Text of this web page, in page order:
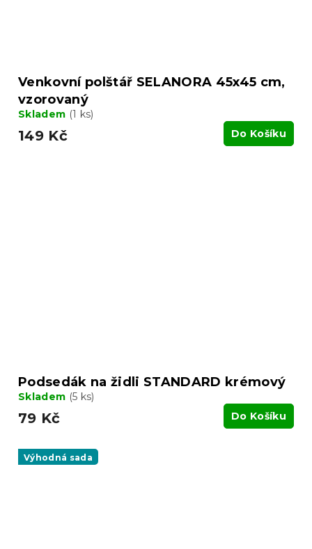
Venkovní polštář SELANORA 45x45 cm,
vzorovaný
Skladem (1 ks)
149 Kč Do Košíku
Podsedák na židli STANDARD krémový
Skladem (5 ks)
79 Kč Do Košíku
Výhodná sada